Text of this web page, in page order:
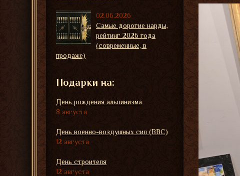
02.06.2026
Самые дорогие нарды,
рейтинг 2026 года
(современные, в
продаже)
Подарки на:
День рождения альпинизма
8 августа
День военно-воздушных сил (ВВС)
12 августа
День строителя
12 августа